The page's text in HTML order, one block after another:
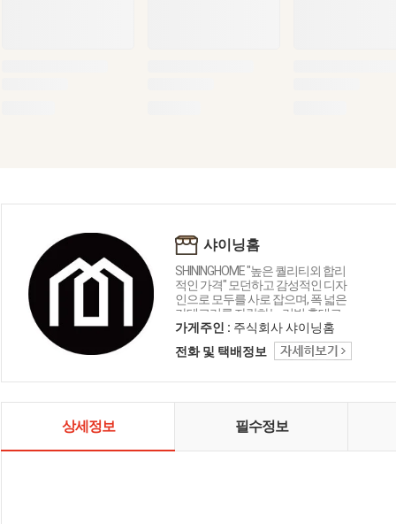
샤이닝홈
SHININGHOME "높은 퀄리티외 합리
적인 가격" 모던하고 감성적인 디자
인으로 모두를 사로 잡으며, 폭 넓은
카테고리를 자랑하는 리빙 홈데코
인테리어 샤이닝홈입니다.
가게주인 : 주식회사 샤이닝홈
전화 및 택배정보
상세정보 필수정보